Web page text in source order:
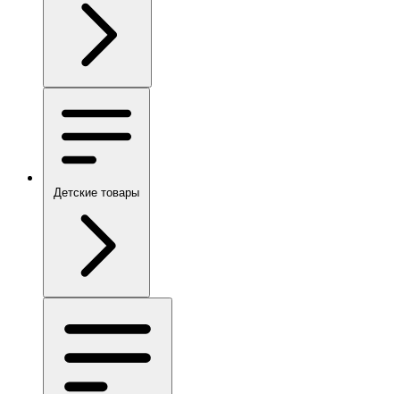
Детские товары